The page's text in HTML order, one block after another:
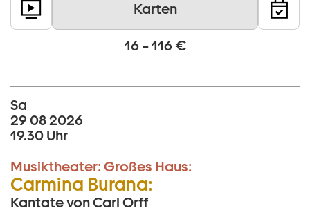
Karten
16 – 116 €
Sa
29 08 2026
19.30 Uhr
Musiktheater: Großes Haus:
Carmina Burana:
Kantate von Carl Orff